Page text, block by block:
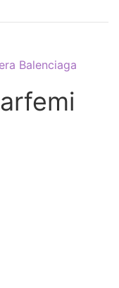
Balenciaga